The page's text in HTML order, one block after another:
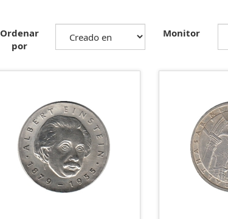
Ordenar
por
Monitor